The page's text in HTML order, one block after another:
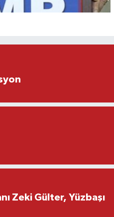
Zeki Gülter, Yüzbaşı